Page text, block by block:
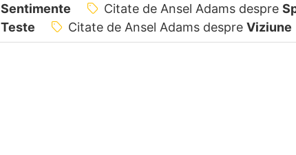
Sentimente Citate de Ansel Adams despre
Teste Citate de Ansel Adams despre Viziune